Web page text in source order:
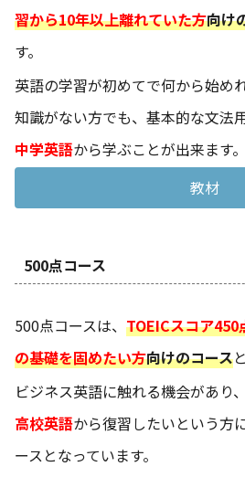
習から10年以上離れていた方向け
す。
英語の学習が初めてで何から始め
知識がない方でも、基本的な文法
中学英語から学ぶことが出来ます。
教材
500点コース
500点コースは、 TOEICスコア450
の基礎を固めたい方向けのコース
ビジネス英語に触れる機会があり
高校英語から復習したいという方
ースとなっています。